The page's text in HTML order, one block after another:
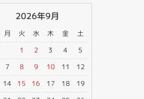
2026年9月
月 火 水 木 金
土
1
2 3 4
5
7 8 9 10 11
12
14 15 16 17 18
19